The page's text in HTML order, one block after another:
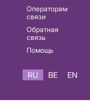
Операторам
связи
Обратная
связь
Помощь
RU BE EN